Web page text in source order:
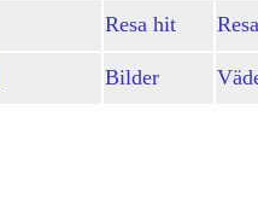
Resa hit
Bilder